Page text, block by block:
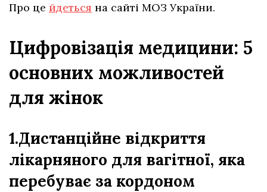
Про це йдеться на сайті МОЗ України.
Цифровізація медицини: 5
основних можливостей
для жінок
1.Дистанційне відкриття
лікарняного для вагітної, яка
перебуває за кордоном